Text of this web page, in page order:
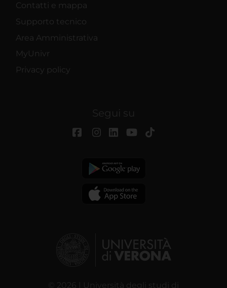
Contatti e mappa
Supporto tecnico
Area Amministrativa
MyUnivr
Privacy policy
Segui su
© 2026 | Università degli studi di